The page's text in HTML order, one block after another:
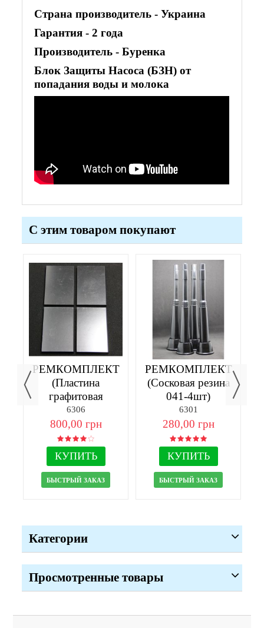
Страна производитель - Украина
Гарантия - 2 года
Производитель - Буренка
Блок Защиты Насоса (БЗН) от
попадания воды и молока
С этим товаром покупают
РЕМКОМПЛЕКТ
(Пластина
графитовая
70х45х5-4шт)
6306
800,00 грн
КУПИТЬ
БЫСТРЫЙ ЗАКАЗ
РЕМКОМПЛЕКТ
(Сосковая резина
041-4шт)
6301
280,00 грн
КУПИТЬ
БЫСТРЫЙ ЗАКАЗ
Категории
Просмотренные товары